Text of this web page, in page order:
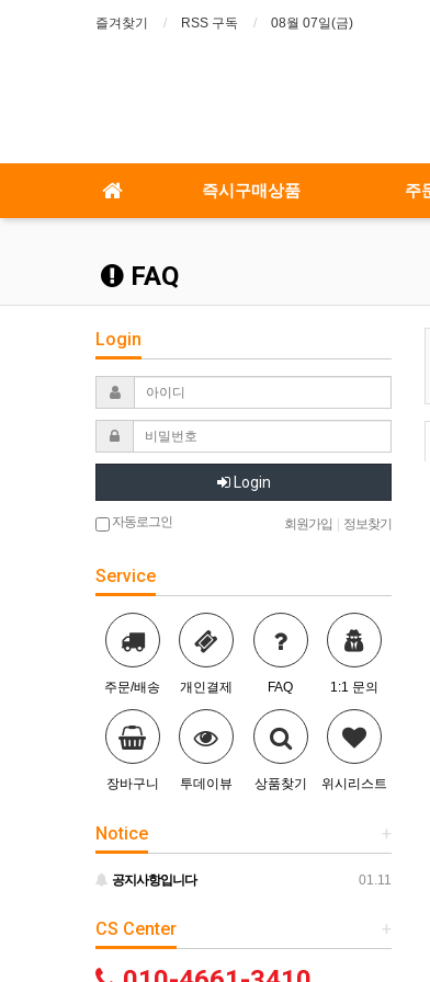
즐겨찾기 RSS 구독 08월 07일(금)
즉시구매상품 주
FAQ
Login
Login
자동로그인 회원가입 정보찾기
Service
주문/배송 개인결제 FAQ 1:1 문의
장바구니 투데이뷰 상품찾기 위시리스트
+
Notice
01.11
공지사항입니다
+
CS Center